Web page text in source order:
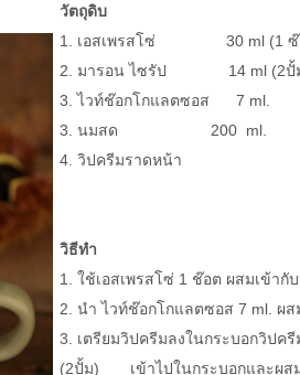
วัตถุดิบ
1. เอสเพรสโซ่ 30 ml (1 ซ๊
2. มารอน ไซรัป 14 ml (2ปั้
3. ไวท์ช๊อกโกแลตซอส 7 ml.
3. นมสด 200 ml.
4. วิปครีมราดหน้า
วิธีทำ
1. ใช้เอสเพรสโซ่ 1 ช๊อต ผสมเข้ากั
2. นำ ไวท์ช๊อกโกแลตซอส 7 ml. ผ
3. เตรียมวิปครีมลงในกระบอกวิปค
(2ปั้ม) เข้าไปในกระบอกและผสม